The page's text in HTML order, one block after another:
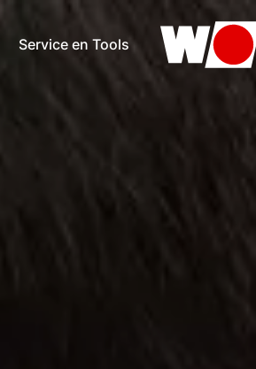
Service en Tools